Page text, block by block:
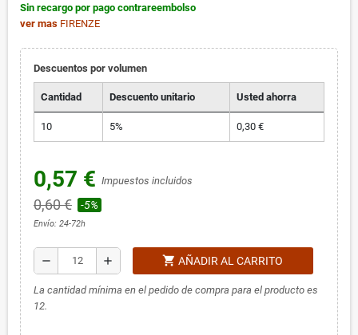
Sin recargo por pago contrareembolso
ver mas FIRENZE
Descuentos por volumen
Cantidad Descuento unitario Usted ahorra
10 5% 0,30 €
0,57 € Impuestos incluidos
0,60 € -5%
Envío: 24-72h
remove add shopping_cart AÑADIR AL CARRITO
La cantidad mínima en el pedido de compra para el producto es
12.